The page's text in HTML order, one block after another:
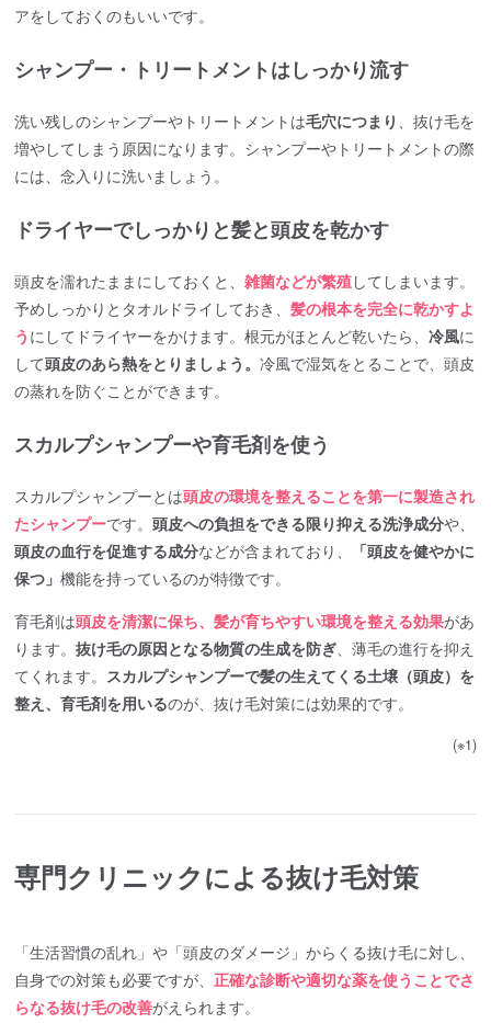
アをしておくのもいいです。
シャンプー・トリートメントはしっかり流す
洗い残しのシャンプーやトリートメントは毛穴につまり
、抜け毛を
増やしてしまう原因になります。シャンプーやトリートメントの際
には、念入りに洗いましょう。
ドライヤーでしっかりと髪と頭皮を乾かす
頭皮を濡れたままにしておくと、雑菌などが繁殖してしまいます。
予めしっかりとタオルドライしておき、髪の根本を完全に乾かすよ
う にしてドライヤーをかけます。根元がほとんど乾いたら、冷風に
して頭皮のあら熱をとりましょう。冷風で湿気をとることで、頭皮
の蒸れを防ぐことができます。
スカルプシャンプーや育毛剤を使う
スカルプシャンプーとは頭皮の環境を整えることを第一に製造され
たシャンプーです。頭皮への負担をできる限り抑える洗浄成分や、
頭皮の血行を促進する成分などが含まれており、
「頭皮を健やかに
保つ」機能を持っているのが特徴です。
育毛剤は頭皮を清潔に保ち、髪が育ちやすい環境を整える効果があ
ります。抜け毛の原因となる物質の生成を防ぎ 、薄毛の進行を抑え
てくれます。 スカルプシャンプーで髪の生えてくる土壌（頭皮）を
整え、育毛剤を用いるのが、抜け毛対策には効果的です。
(※1)
専門クリニックによる抜け毛対策
「生活習慣の乱れ」や「頭皮のダメージ」からくる抜け毛に対し、
自身での対策も必要ですが、正確な診断や適切な薬を使うことでさ
らなる抜け毛の改善がえられます。